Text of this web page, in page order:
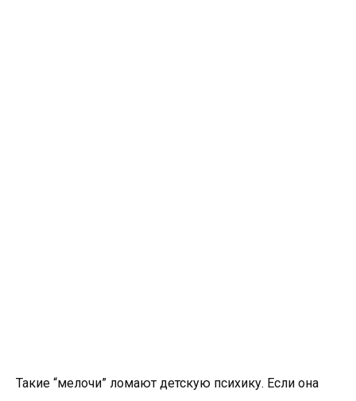
Такие “мелочи” ломают детскую психику. Если она